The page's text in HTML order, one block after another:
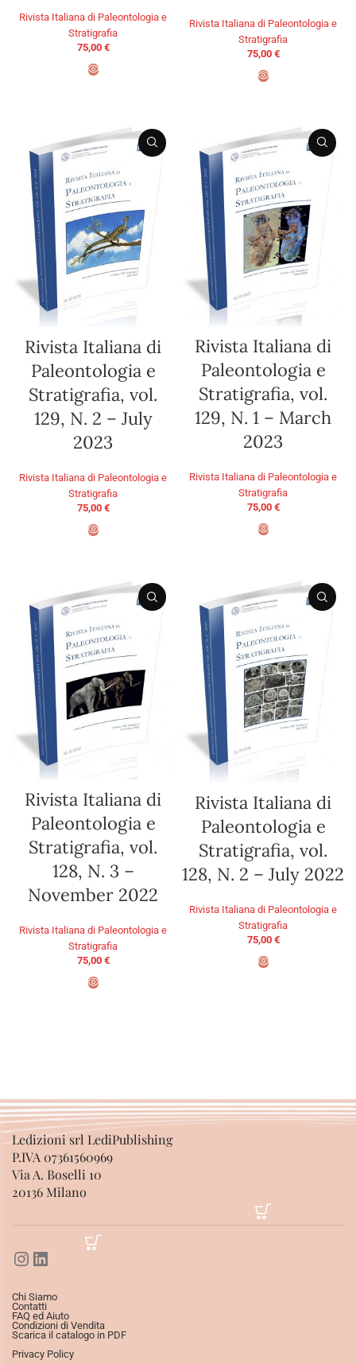
Rivista Italiana di Paleontologia e
Stratigrafia
75,00 €
Rivista Italiana di Paleontologia e
Stratigrafia
75,00 €
Rivista Italiana di
Paleontologia e
Stratigrafia, vol.
129, N. 2 – July
2023
Rivista Italiana di Paleontologia e
Stratigrafia
75,00 €
Rivista Italiana di
Paleontologia e
Stratigrafia, vol.
129, N. 1 – March
2023
Rivista Italiana di Paleontologia e
Stratigrafia
75,00 €
Rivista Italiana di
Paleontologia e
Stratigrafia, vol.
128, N. 3 –
November 2022
Rivista Italiana di Paleontologia e
Stratigrafia
75,00 €
Rivista Italiana di
Paleontologia e
Stratigrafia, vol.
128, N. 2 – July 2022
Rivista Italiana di Paleontologia e
Stratigrafia
75,00 €
Ledizioni srl LediPublishing
P.IVA 07361560969
Via A. Boselli 10
20136 Milano
Chi Siamo
Contatti
FAQ ed Aiuto
Condizioni di Vendita
Scarica il catalogo in PDF
Privacy Policy